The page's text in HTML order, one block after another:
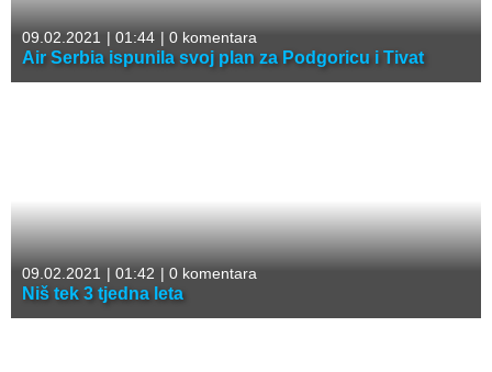
09.02.2021 | 01:44 | 0 komentara
Air Serbia ispunila svoj plan za Podgoricu i Tivat
09.02.2021 | 01:42 | 0 komentara
Niš tek 3 tjedna leta